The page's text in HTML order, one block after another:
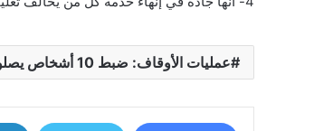
عمليات الأوقاف: ضبط 10 أشخاص يصلون التراويح أسفل عمارة